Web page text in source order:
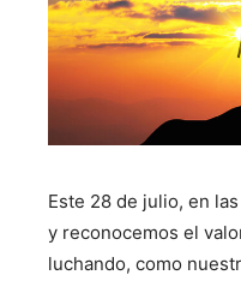
Este 28 de julio, en las
y reconocemos el
luchando, como